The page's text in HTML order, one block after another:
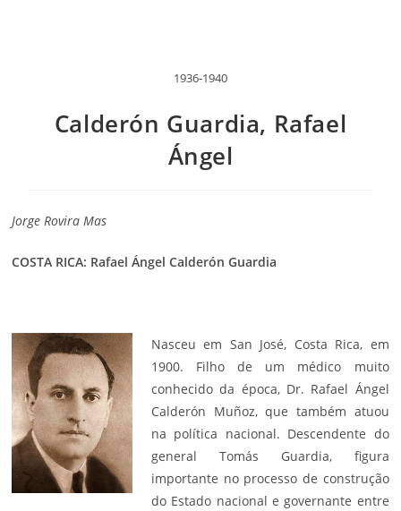
1936-1940
Calderón Guardia, Rafael
Ángel
Jorge Rovira Mas
COSTA RICA: Rafael Ángel Calderón Guardia
Nasceu em San José, Costa Rica, em
1900. Filho de um médico muito
conhecido da época, Dr. Rafael Ángel
Calderón Muñoz, que também atuou
na política nacional. Descendente do
general Tomás Guardia, figura
importante no processo de construção
do Estado nacional e governante entre